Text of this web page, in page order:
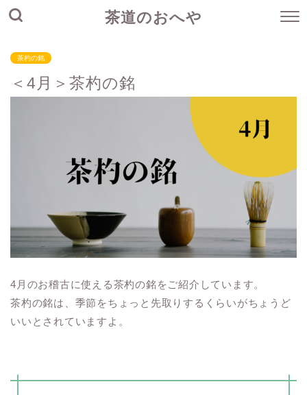
茶道のおへや
茶杓の銘
＜4月＞茶杓の銘
4月のお稽古に使える茶杓の銘をご紹介しています。
茶杓の銘は、季節をちょっと先取りするくらいがちょうど
いいとされていますよ。